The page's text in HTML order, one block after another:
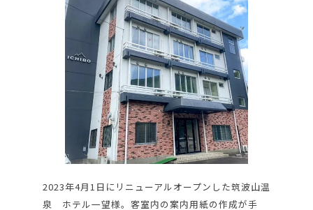
2023年4月1日にリニューアルオープンした筑波山温
泉 ホテル一望様。客室内の案内用紙の作成が手